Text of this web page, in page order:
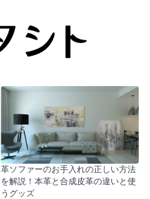
革ソファーのお手入れの正しい方法
を解説！本革と合成皮革の違いと使
うグッズ